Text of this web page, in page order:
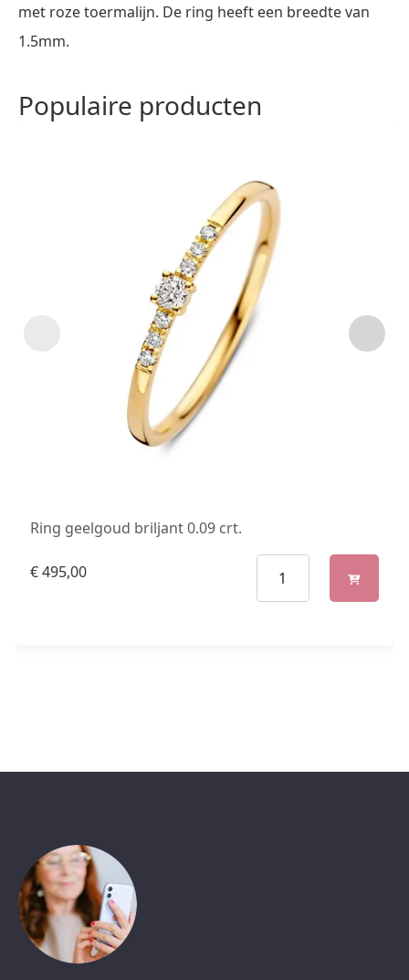
met roze toermalijn. De ring heeft een breedte van
1.5mm.
Populaire producten
Ring geelgoud briljant 0.09 crt.
€495,00